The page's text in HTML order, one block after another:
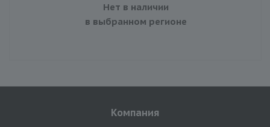
Нет в наличии
в выбранном регионе
Компания